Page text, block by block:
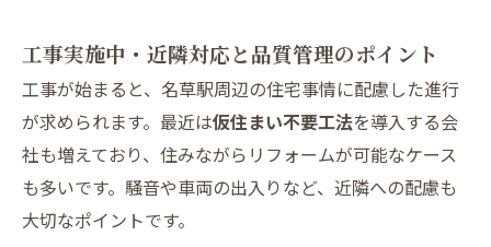
工事実施中・近隣対応と品質管理のポイント
工事が始まると、名草駅周辺の住宅事情に配慮した進行
が求められます。最近は仮住まい不要工法を導入する会
社も増えており、住みながらリフォームが可能なケース
も多いです。騒音や車両の出入りなど、近隣への配慮も
大切なポイントです。